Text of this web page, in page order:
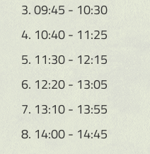
3. 09:45 - 10:30
4. 10:40 - 11:25
5. 11:30 - 12:15
6. 12:20 - 13:05
7. 13:10 - 13:55
8. 14:00 - 14:45